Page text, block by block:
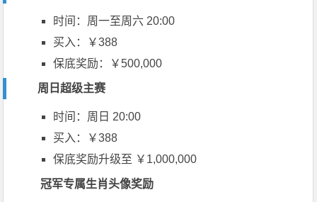
时间：周一至周六 20:00
买入：￥388
保底奖励：￥500,000
周日超级主赛
时间：周日 20:00
买入：￥388
保底奖励升级至 ￥1,000,000
冠军专属生肖头像奖励